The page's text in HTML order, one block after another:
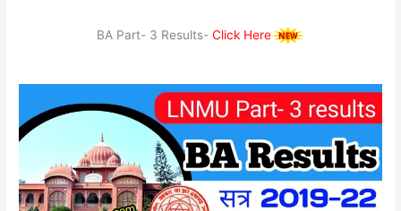
BA Part- 3 Results- Click Here